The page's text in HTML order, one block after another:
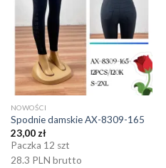
NOWOŚCI
Spodnie damskie AX-8309-165
23,00 zł
Paczka 12 szt
28.3 PLN brutto